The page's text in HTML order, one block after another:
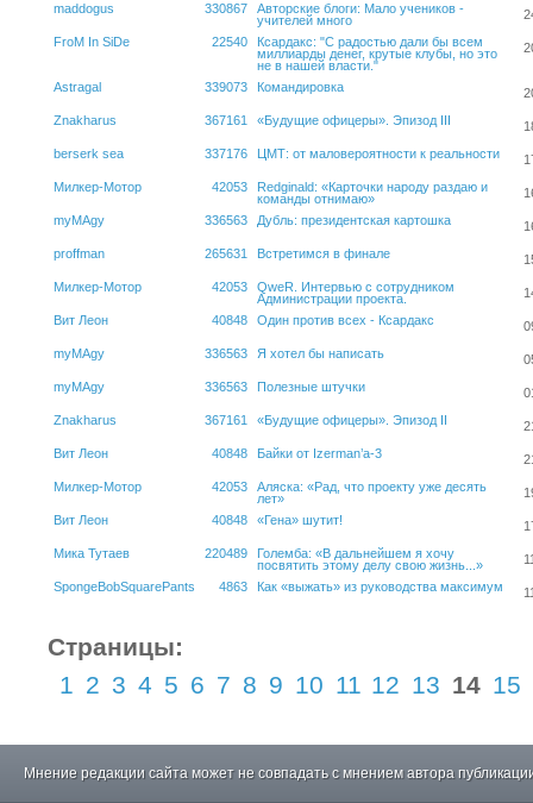
maddogus
330867
Авторские блоги: Мало учеников -
учителей много
FroM In SiDe
22540
Ксардакс: "C радостью дали бы всем
миллиарды денег, крутые клубы, но это
не в нашей власти."
Astragal 339073 Командировка
Znakharus
367161 «Будущие офицеры». Эпизод III
berserk sea
337176 ЦМТ: от маловероятности к реальности
Милкер-Мотор
42053
Redginald: «Карточки народу раздаю и
команды отнимаю»
myMAgy
336563 Дубль: президентская картошка
proffman
265631 Встретимся в финале
Милкер-Мотор
42053
QweR. Интервью с сотрудником
Администрации проекта.
Вит Леон
40848 Один против всех - Ксардакс
myMAgy
336563 Я хотел бы написать
myMAgy
336563 Полезные штучки
Znakharus
367161 «Будущие офицеры». Эпизод II
Вит Леон
40848 Байки от Izerman’а-3
Милкер-Мотор
42053
Аляска: «Рад, что проекту уже десять
лет»
Вит Леон
40848 «Гена» шутит!
Мика Тутаев
220489
Големба: «В дальнейшем я хочу
посвятить этому делу свою жизнь...»
SpongeBobSquarePants
4863 Как «выжать» из руководства максимум
Страницы:
1 2 3 4 5 6 7 8 9 10 11 12 13 14 15
Мнение редакции сайта может не совпадать с мнением автора